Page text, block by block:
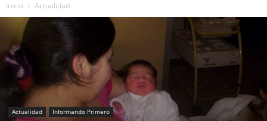
Inicio Actualidad
Actualidad Informando Primero